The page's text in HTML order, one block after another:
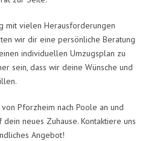
mit vielen Herausforderungen
wir dir eine persönliche Beratung
individuellen Umzugsplan zu
sein, dass wir deine Wünsche und
Pforzheim nach Poole an und
neues Zuhause. Kontaktiere uns
Angebot!